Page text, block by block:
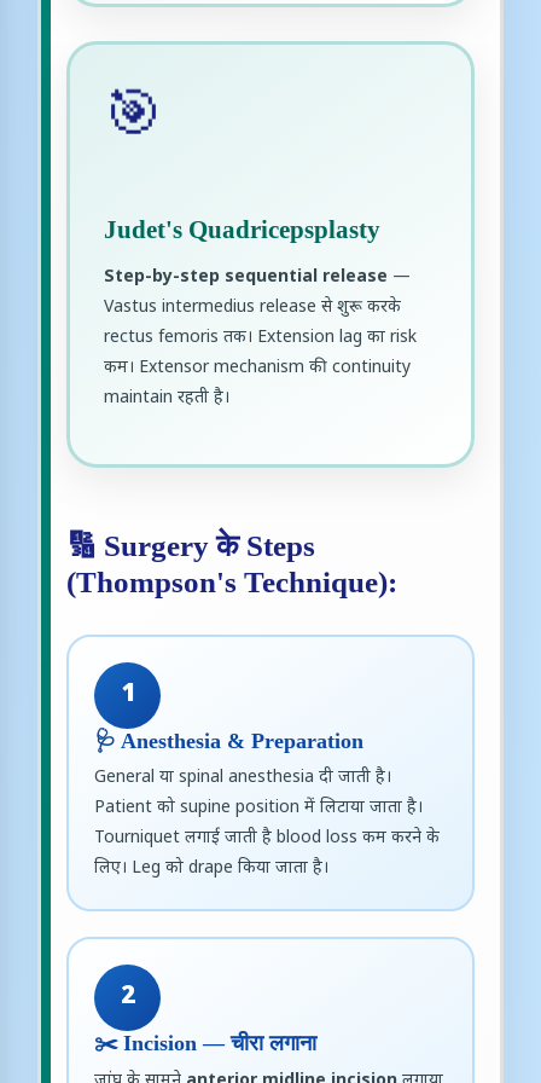
🎯
Judet's Quadricepsplasty
Step-by-step sequential release —
Vastus intermedius release से शुरू करके
rectus femoris तक। Extension lag का risk
कम। Extensor mechanism की continuity
maintain रहती है।
🔢 Surgery के Steps
(Thompson's Technique):
1
🩺 Anesthesia & Preparation
General या spinal anesthesia दी जाती है।
Patient को supine position में लिटाया जाता है।
Tourniquet लगाई जाती है blood loss कम करने के
लिए। Leg को drape किया जाता है।
2
✂️ Incision — चीरा लगाना